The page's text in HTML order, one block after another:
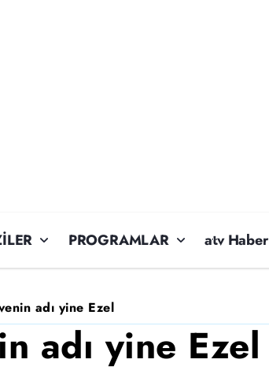
PROGRAMLAR atv Haber
adı yine Ezel
adı yine Ezel